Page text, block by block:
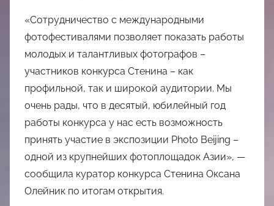
«Сотрудничество с международными
фотофестивалями позволяет показать работы
молодых и талантливых фотографов –
участников конкурса Стенина – как
профильной, так и широкой аудитории. Мы
очень рады, что в десятый, юбилейный год
работы конкурса у нас есть возможность
принять участие в экспозиции Photo Beijing –
одной из крупнейших фотоплощадок Азии», —
сообщила куратор конкурса Стенина Оксана
Олейник по итогам открытия.